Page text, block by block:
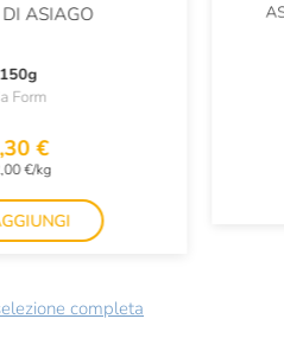
DI ASIAGO
150g
Form
€
€/kg
completa